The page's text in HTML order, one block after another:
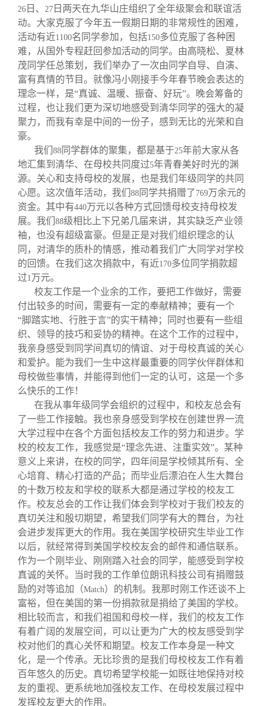
26 日、 27 日两天在九华山庄组织了全年级聚会和联谊活
动。大家克服了今年五一假期日期的非常规性的困难，
活动有近1100名同学参加，包括150多位克服了各种困
难，从国外专程赶回参加活动的同学。由高晓松、夏林
茂同学任总策划，我们举办了一次由同学自导、自演、
富有真情的节目。就像冯小刚接手今年春节晚会表达的
理念一样，是“真诚、温暖、振奋、好玩”。晚会筹备的
过程，也让我们更为深切地感受到清华同学的强大的凝
聚力，而我有幸是中间的一份子，感到无比的光荣和自
豪。
我们 88 同学群体的聚集，都是基于25年前大家从各
地汇集到清华、在母校共同度过5年青春美好时光的渊
源。关心和支持母校的发展，也是我们年级同学的共同
心愿。这次值年活动，我们 88 同学共捐赠了 769万余元的
资金。其中有440万元以各种方式回馈母校支持母校发
展。我们 88级相比上下兄弟几届来讲，其实缺乏产业领
袖，也没有超级富豪。但是正是对我们组织理念的认
同，对清华的质朴的情感，推动着我们广大同学对学校
的回馈。在我们这次捐款中，有近170多位同学捐款超
过1 万元。
校友工作是一个业余的工作，要把工作做好，需要
付出较多的时间，需要有一定的奉献精神；要有一个
“脚踏实地、行胜于言”的实干精神；同时也要有一些组
织、领导的技巧和妥协的精神。在这个工作的过程中，
我亲身感受到同学间真切的情谊、对于母校真诚的关心
和爱护。能为我们一生中这样最重要的同学伙伴群体和
母校做些事情，并能得到他们一定的认可，这是一个多
么快乐的工作！
在我从事年级同学会组织的过程中，和校友总会有
了一些工作接触。我也亲身感受到学校在创建世界一流
大学过程中在各个方面包括校友工作的努力和进步。学
校的校友工作，我感觉是“理念先进、注重实效”。某种
意义上来讲，在校的同学，四年间是学校倾其所有、全
心培育、精心打造的产品；而毕业后漂泊在人生大舞台
的十数万校友和学校的联系大都是通过学校的校友工
作。校友总会的工作让我们体会到学校对于我们校友的
真切关注和殷切期望，希望我们同学有大的舞台，为社
会进步发挥更大的作用。我在美国学校研究生毕业工作
以后，就经常得到美国学校校友会的邮件和通信联系。
作为一个刚毕业、刚刚踏入社会的同学，能感受到学校
真诚的关怀。当时我的工作单位朗讯科技公司有捐赠鼓
励的对等追加（Match）的机制。我那时刚工作还谈不上
富裕，但在美国的第一份捐款就是捐给了美国的学校。
相比较而言，和我们祖国和母校一样，我们的校友工作
有着广阔的发展空间，可以让更为广大的校友感受到学
校对他们的真心关怀和期望。校友工作本身是一种文
化，是一个传承。无比珍贵的是我们母校校友工作有着
百年悠久的历史。真切希望学校能一如既往地保持对校
友的重视、更系统地加强校友工作、在母校发展过程中
发挥校友更大的作用。